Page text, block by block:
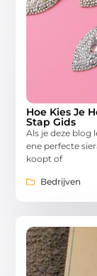
Hoe Kies Je
Stap Gids
Als je deze blog
ene perfecte
koopt of
Bedrijven